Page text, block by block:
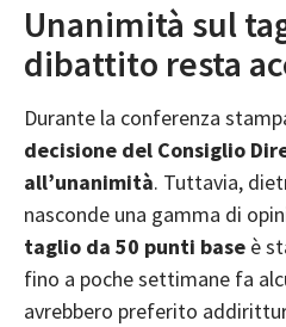
Unanimità sul
dibattito resta
Durante la conferenza
decisione del Consiglio
all’unanimità. Tuttavia,
nasconde una gamma di
taglio da 50 punti base è
fino a poche settimane fa
avrebbero preferito